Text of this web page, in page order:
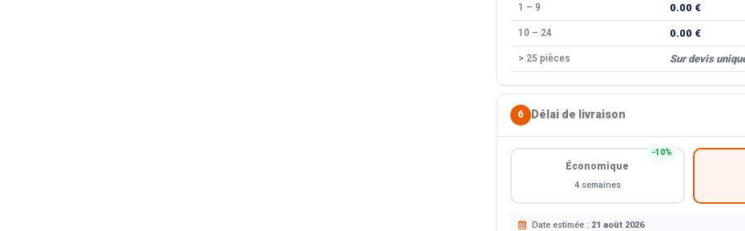
1 – 9 0.00 €
10 – 24 0.00 €
> 25 pièces Sur devis
6 Délai de livraison
−10%
Économique
4 semaines
Date estimée : 21 août 2026